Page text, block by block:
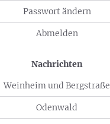
Passwort ändern
Abmelden
Nachrichten
Weinheim und Bergstraße
Odenwald